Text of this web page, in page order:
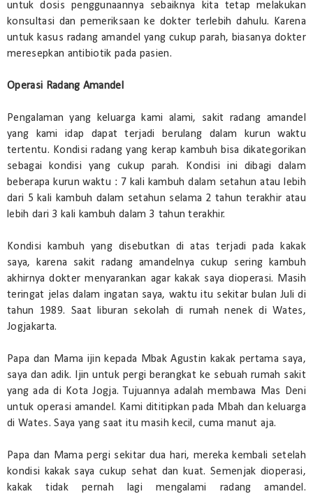
untuk dosis penggunaannya sebaiknya kita tetap melakukan
konsultasi dan pemeriksaan ke dokter terlebih dahulu. Karena
untuk kasus radang amandel yang cukup parah, biasanya dokter
meresepkan antibiotik pada pasien.
Operasi Radang Amandel
Pengalaman yang keluarga kami alami, sakit radang amandel
yang kami idap dapat terjadi berulang dalam kurun waktu
tertentu. Kondisi radang yang kerap kambuh bisa dikategorikan
sebagai kondisi yang cukup parah. Kondisi ini dibagi dalam
beberapa kurun waktu : 7 kali kambuh dalam setahun atau lebih
dari 5 kali kambuh dalam setahun selama 2 tahun terakhir atau
lebih dari 3 kali kambuh dalam 3 tahun terakhir.
Kondisi kambuh yang disebutkan di atas terjadi pada kakak
saya, karena sakit radang amandelnya cukup sering kambuh
akhirnya dokter menyarankan agar kakak saya dioperasi. Masih
teringat jelas dalam ingatan saya, waktu itu sekitar bulan Juli di
tahun 1989. Saat liburan sekolah di rumah nenek di Wates,
Jogjakarta.
Papa dan Mama ijin kepada Mbak Agustin kakak pertama saya,
saya dan adik. Ijin untuk pergi berangkat ke sebuah rumah sakit
yang ada di Kota Jogja. Tujuannya adalah membawa Mas Deni
untuk operasi amandel. Kami dititipkan pada Mbah dan keluarga
di Wates. Saya yang saat itu masih kecil, cuma manut aja.
Papa dan Mama pergi sekitar dua hari, mereka kembali setelah
kondisi kakak saya cukup sehat dan kuat. Semenjak dioperasi,
kakak tidak pernah lagi mengalami radang amandel.